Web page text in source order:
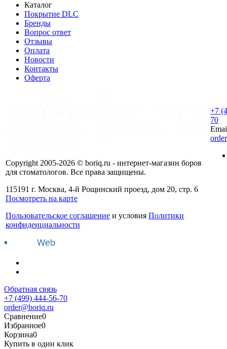
Каталог
Покрытие DLC
Бренды
Вопрос ответ
Отзывы
Оплата
Новости
Контакты
Оферта
Copyright 2005-2026 © boriq.ru - интернет-магазин боров
для стоматологов. Все права защищены.
115191 г. Москва, 4-й Рощинский проезд, дом 20, стр. 6
Посмотреть на карте
Пользовательское соглашение и условия Политики
конфиденциальности
+7
70
Обратная связь
+7 (499) 444-56-70
order@boriq.ru
Сравнение0
Избранное0
Корзина0
Купить в один клик